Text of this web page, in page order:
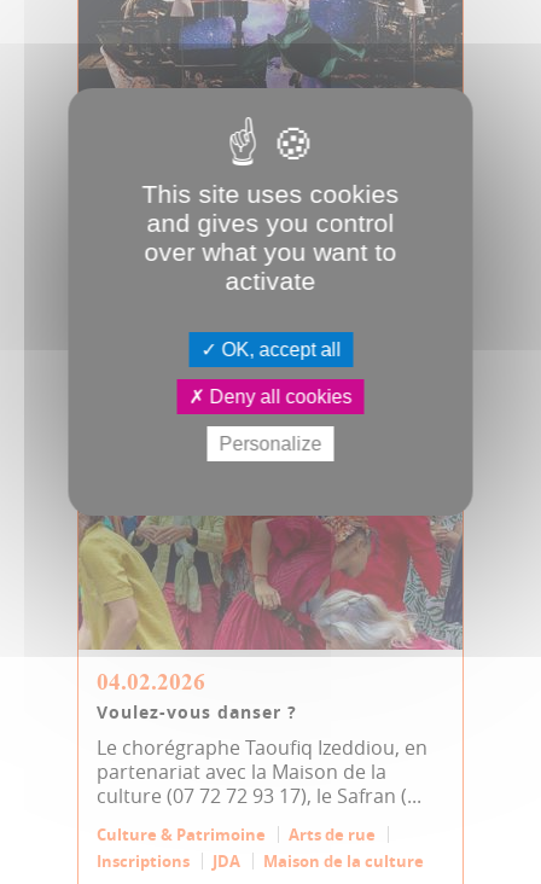
La déesse aux deux visages
Dans Niquer la fatalité, Estelle Meyer
joue, danse et chante son histoire,
avec en miroir celle de l’avoca...
04.02.2026
Voulez-vous danser ?
Le chorégraphe Taoufiq Izeddiou, en
partenariat avec la Maison de la
culture (07 72 72 93 17), le Safran (...
Culture & Patrimoine
Arts de rue
Inscriptions
JDA Maison de la culture
This site uses cookies
and gives you control
over what you want to
activate
OK, accept all
Deny all cookies
Personalize